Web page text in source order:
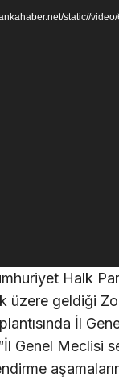
static//
Halk
üzere geldiği
İl
Genel Meclisi